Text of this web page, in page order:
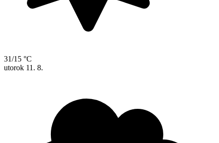
31/15 °C
utorok 11. 8.